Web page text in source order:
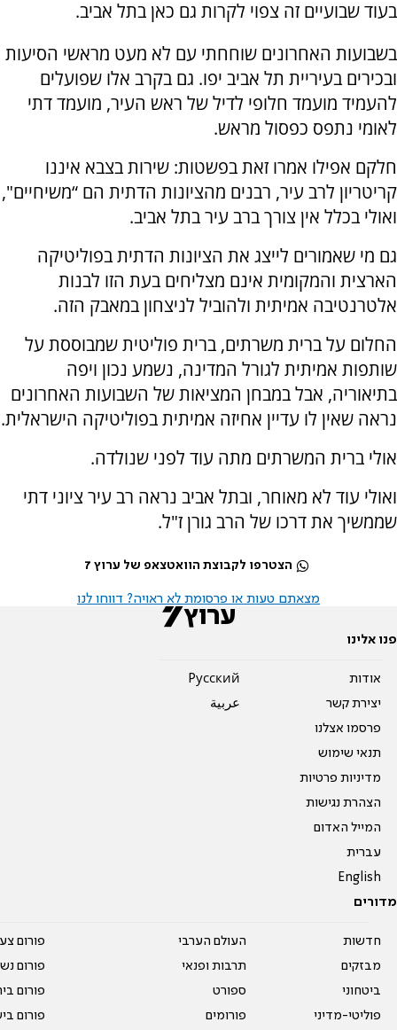
בעוד שבועיים זה צפוי לקרות גם כאן בתל אביב.
בשבועות האחרונים שוחחתי עם לא מעט מראשי הסיעות
ובכירים בעיריית תל אביב יפו. גם בקרב אלו שפועלים
להעמיד מועמד חלופי לדיל של ראש העיר, מועמד דתי
לאומי נתפס כפסול מראש.
חלקם אפילו אמרו זאת בפשטות: שירות בצבא איננו
קריטריון לרב עיר, רבנים מהציונות הדתית הם “משיחיים",
ואולי בכלל אין צורך ברב עיר בתל אביב.
גם מי שאמורים לייצג את הציונות הדתית בפוליטיקה
הארצית והמקומית אינם מצליחים בעת הזו לבנות
אלטרנטיבה אמיתית ולהוביל לניצחון במאבק הזה.
החלום על ברית משרתים, ברית פוליטית שמבוססת על
שותפות אמיתית לגורל המדינה, נשמע נכון ויפה
בתיאוריה, אבל במבחן המציאות של השבועות האחרונים
נראה שאין לו עדיין אחיזה אמיתית בפוליטיקה הישראלית.
אולי ברית המשרתים מתה עוד לפני שנולדה.
ואולי עוד לא מאוחר, ובתל אביב נראה רב עיר ציוני דתי
שממשיך את דרכו של הרב גורן ז"ל.
הצטרפו לקבוצת הוואטצאפ של ערוץ 7
מצאתם טעות או פרסומת לא ראויה? דווחו לנו
פנו אלינו
אודות
יצירת קשר
פרסמו אצלנו
תנאי שימוש
מדיניות פרטיות
הצהרת נגישות
המייל האדום
עברית
English
Pусский
عربية
מדורים
חדשות
מבזקים
ביטחוני
פוליטי-מדיני
העולם הערבי
תרבות ופנאי
ספורט
פורומים
פורום
פורום
פורום
פורום